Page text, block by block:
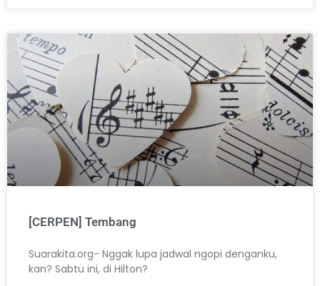
[CERPEN] Tembang
Suarakita.org- Nggak lupa jadwal ngopi denganku,
kan? Sabtu ini, di Hilton?